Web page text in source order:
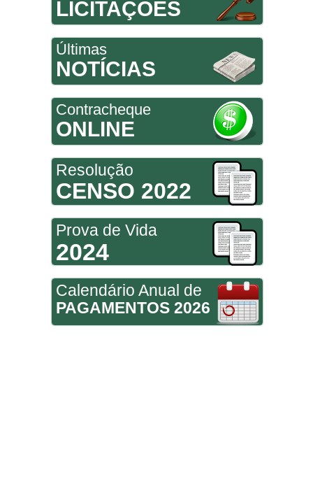
LICITAÇÕES
Últimas
NOTÍCIAS
Contracheque
ONLINE
Resolução
CENSO 2022
Prova de Vida
2024
Calendário Anual de
PAGAMENTOS 2026